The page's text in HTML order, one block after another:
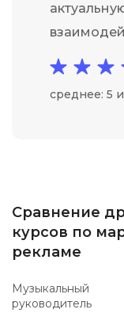
среднее: 5
Сравнение
курсов по
рекламе
Музыкальный
руководитель